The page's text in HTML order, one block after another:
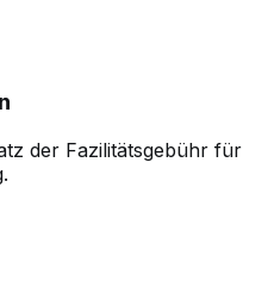
der Fazilitätsgebühr für